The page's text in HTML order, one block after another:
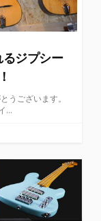
ジプシー
うございます。
...